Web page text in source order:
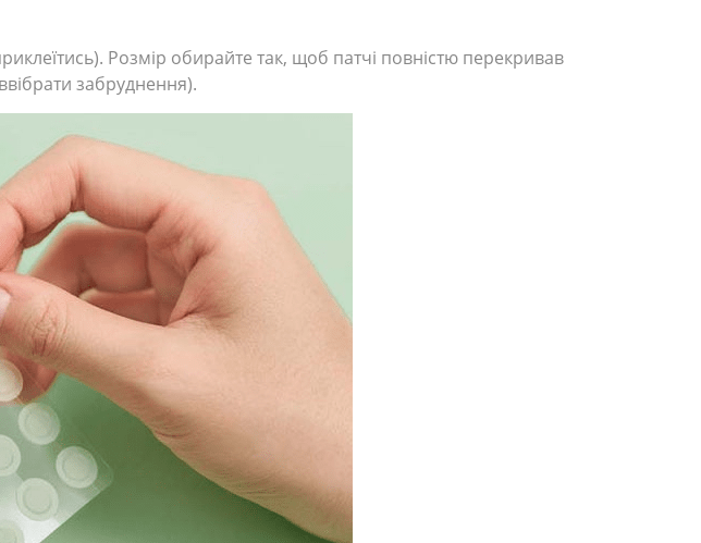
Розмір обирайте так, щоб патчі повністю перекривав
забруднення).